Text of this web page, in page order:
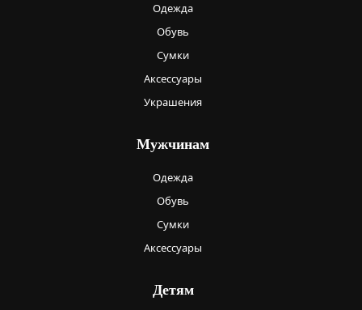
Одежда
Обувь
Сумки
Аксессуары
Украшения
Мужчинам
Одежда
Обувь
Сумки
Аксессуары
Детям